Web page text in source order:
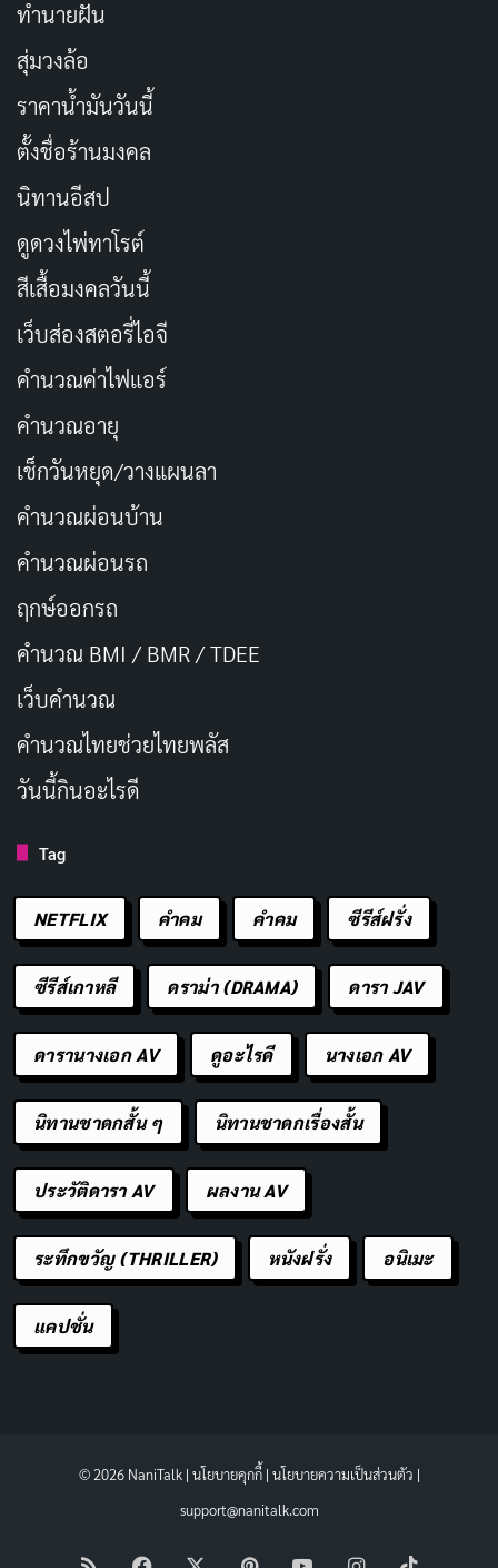
ทำนายฝัน
สุ่มวงล้อ
ราคาน้ำมันวันนี้
ตั้งชื่อร้านมงคล
นิทานอีสป
ดูดวงไพ่ทาโรต์
สีเสื้อมงคลวันนี้
เว็บส่องสตอรี่ไอจี
คำนวณค่าไฟแอร์
คำนวณอายุ
เช็กวันหยุด/วางแผนลา
คำนวณผ่อนบ้าน
คำนวณผ่อนรถ
ฤกษ์ออกรถ
คำนวณ BMI / BMR / TDEE
เว็บคํานวณ
คํานวณไทยช่วยไทยพลัส
วันนี้กินอะไรดี
Tag
NETFLIX คำคม คําคม ซีรีส์ฝรั่ง
ซีรีส์เกาหลี ดราม่า (DRAMA) ดารา JAV
ดารานางเอก AV ดูอะไรดี นางเอก AV
นิทานชาดกสั้น ๆ นิทานชาดกเรื่องสั้น
ประวัติดารา AV ผลงาน AV
ระทึกขวัญ (THRILLER) หนังฝรั่ง อนิเมะ
แคปชั่น
© 2026 NaniTalk | นโยบายคุกกี้| นโยบายความเป็นส่วนตัว |
support@nanitalk.com